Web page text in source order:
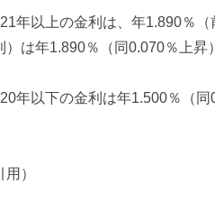
年以上の金利は、年1.890％
は年1.890％（同0.070％上昇
年以下の金利は年1.500％（
）